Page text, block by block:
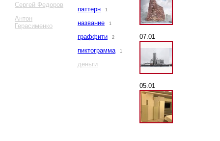
Сергей Федоров
Антон
Герасименко
паттерн 1
название 1
граффити 2
пиктограмма 1
деньги
07.01
05.01